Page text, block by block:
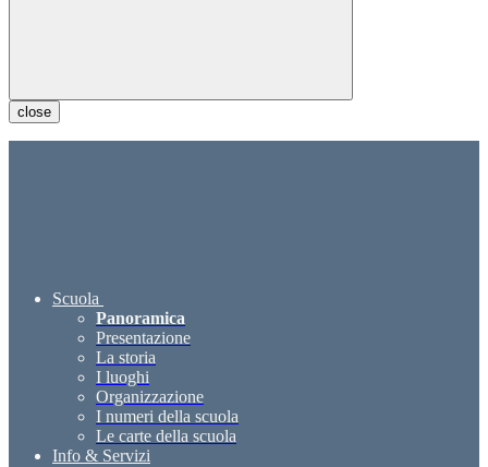
close
Scuola
Panoramica
Presentazione
La storia
I luoghi
Organizzazione
I numeri della scuola
Le carte della scuola
Info & Servizi